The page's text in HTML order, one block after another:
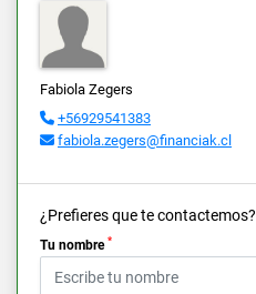
Fabiola Zegers
+56929541383
fabiola.zegers@financiak.cl
¿Prefieres que te contactemos?
Tu nombre *